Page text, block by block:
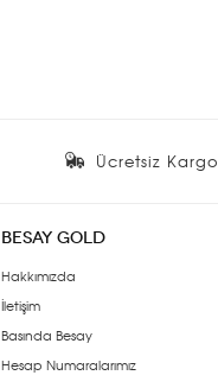
Ücretsiz Kargo
BESAY GOLD
Hakkımızda
İletişim
Basında Besay
Hesap Numaralarımız